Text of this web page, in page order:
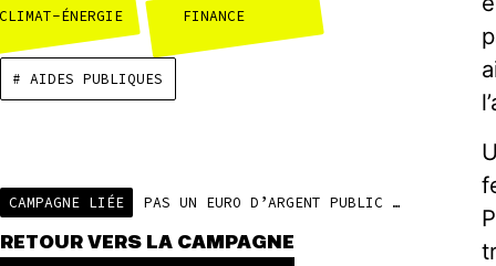
ÉNERGIE FINANCE
# AIDES PUBLIQUES
CAMPAGNE LIÉE PAS UN EURO D’ARGENT PUBLIC POUR LES ÉNERGIES FOSSILES !
RETOUR VERS LA CAMPAGNE